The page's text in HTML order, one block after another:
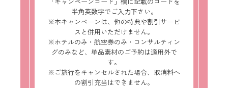
半角英数字でご入力下さい。
※本キャンペーンは、他の特典や割引サービ
スと併用いただけません。
※ホテルのみ・航空券のみ・コンサルティン
グのみなど、単品素材のご予約は適用外で
す。
※ご旅行をキャンセルされた場合、取消料へ
の割引充当はできません。